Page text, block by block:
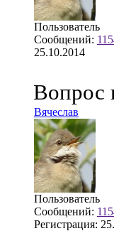
Пользователь
Сообщений:
25.10.2014
Вопрос
Вячеслав
Пользователь
Сообщений:
Регистрация: